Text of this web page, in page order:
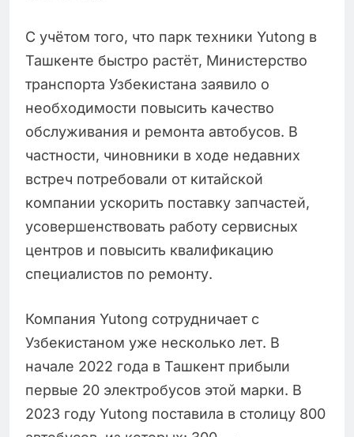
С учётом того, что парк техники Yutong в
Ташкенте быстро растёт, Министерство
транспорта Узбекистана заявило о
необходимости повысить качество
обслуживания и ремонта автобусов. В
частности, чиновники в ходе недавних
встреч потребовали от китайской
компании ускорить поставку запчастей,
усовершенствовать работу сервисных
центров и повысить квалификацию
специалистов по ремонту.
Компания Yutong сотрудничает с
Узбекистаном уже несколько лет. В
начале 2022 года в Ташкент прибыли
первые 20 электробусов этой марки. В
2023 году Yutong поставила в столицу 800